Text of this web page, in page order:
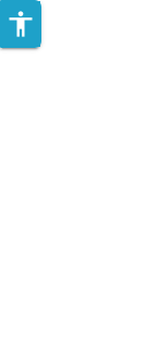
accessibility